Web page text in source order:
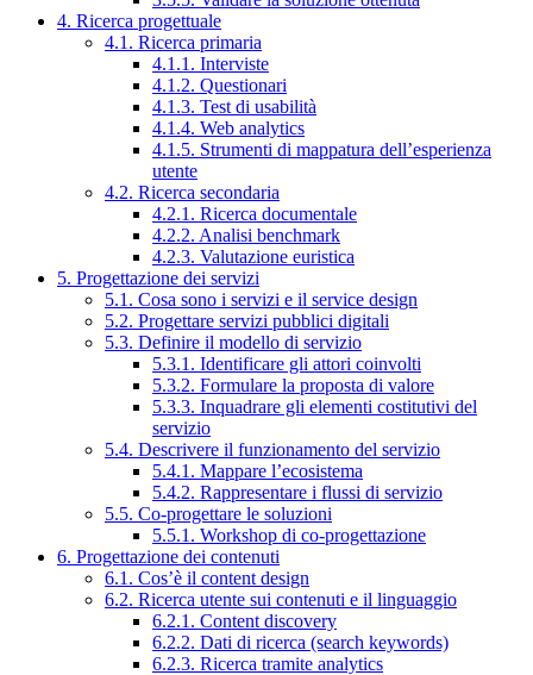
4. Ricerca progettuale
4.1. Ricerca primaria
4.1.1. Interviste
4.1.2. Questionari
4.1.3. Test di usabilità
4.1.4. Web analytics
4.1.5. Strumenti di mappatura dell’esperienza
utente
4.2. Ricerca secondaria
4.2.1. Ricerca documentale
4.2.2. Analisi benchmark
4.2.3. Valutazione euristica
5. Progettazione dei servizi
5.1. Cosa sono i servizi e il service design
5.2. Progettare servizi pubblici digitali
5.3. Definire il modello di servizio
5.3.1. Identificare gli attori coinvolti
5.3.2. Formulare la proposta di valore
5.3.3. Inquadrare gli elementi costitutivi del
servizio
5.4. Descrivere il funzionamento del servizio
5.4.1. Mappare l’ecosistema
5.4.2. Rappresentare i flussi di servizio
5.5. Co-progettare le soluzioni
5.5.1. Workshop di co-progettazione
6. Progettazione dei contenuti
6.1. Cos’è il content design
6.2. Ricerca utente sui contenuti e il linguaggio
6.2.1. Content discovery
6.2.2. Dati di ricerca (search keywords)
6.2.3. Ricerca tramite analytics